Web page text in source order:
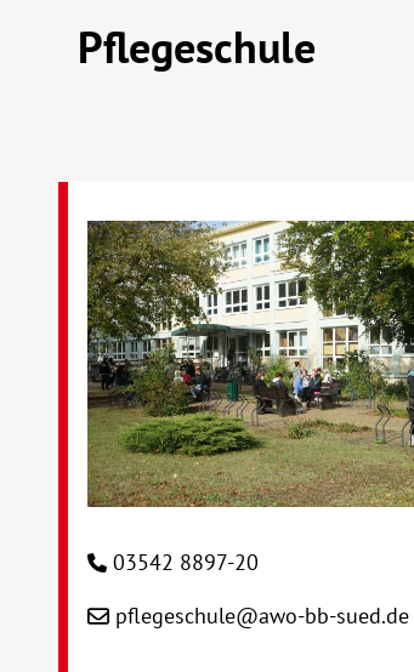
Pflegeschule
03542 8897-20
pflegeschule@awo-bb-sued.de